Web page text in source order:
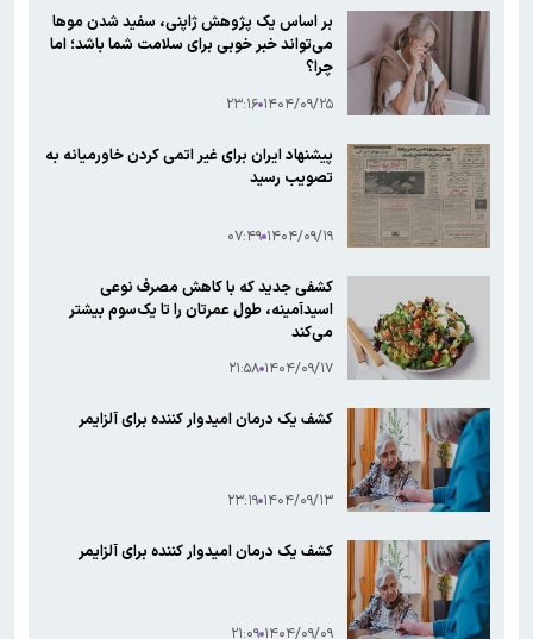
بر اساس یک پژوهش ژاپنی، سفید شدن موها
می‌تواند خبر خوبی برای سلامت شما باشد؛ اما
چرا؟
۱۴۰۴/۰۹/۲۵ ۲۳:۱۶
پیشنهاد ایران برای غیر اتمی کردن خاورمیانه به
تصویب رسید
۱۴۰۴/۰۹/۱۹ ۰۷:۴۹
کشفی جدید که با کاهش مصرف نوعی
اسیدآمینه، طول عمرتان را تا یک‌سوم بیشتر
می‌کند
۱۴۰۴/۰۹/۱۷ ۲۱:۵۸
کشف یک درمان امیدوار کننده برای آلزایمر
۱۴۰۴/۰۹/۱۳ ۲۳:۱۹
کشف یک درمان امیدوار کننده برای آلزایمر
۱۴۰۴/۰۹/۰۹ ۲۱:۰۹